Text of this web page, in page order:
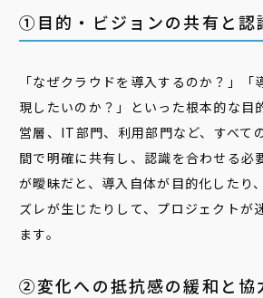
①目的・ビジョンの共有と認
「なぜクラウドを導入するのか？」「
現したいのか？」といった根本的な目
営層、IT部門、利用部門など、すべて
間で明確に共有し、認識を合わせる必
が曖昧だと、導入自体が目的化したり
ズレが生じたりして、プロジェクトが
ます。
②変化への抵抗感の緩和と協